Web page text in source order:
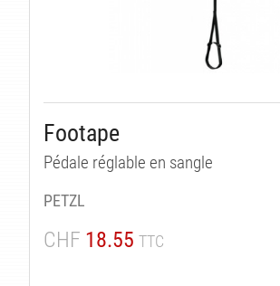
Footape
Pédale réglable en sangle
PETZL
CHF 18.55 TTC